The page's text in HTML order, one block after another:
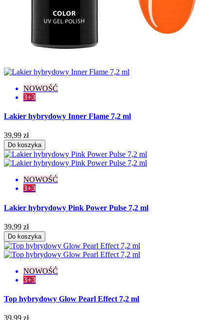
NOWOŚĆ
3+3
Lakier hybrydowy Inner Flame 7,2 ml
39,99 zł
Do koszyka
NOWOŚĆ
3+3
Lakier hybrydowy Pink Power Pulse 7,2 ml
39,99 zł
Do koszyka
NOWOŚĆ
3+3
Top hybrydowy Glow Pearl Effect 7,2 ml
39,99 zł